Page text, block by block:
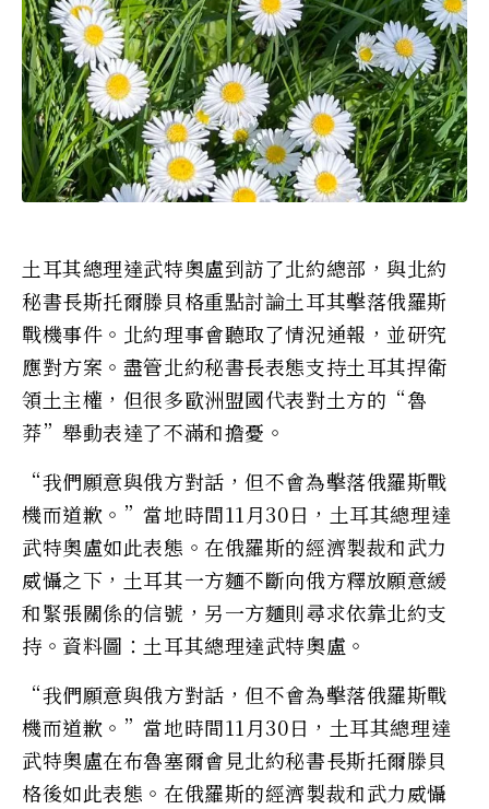
土耳其總理達武特奧盧到訪了北約總部，與北約
秘書長斯托爾滕貝格重點討論土耳其擊落俄羅斯
戰機事件。北約理事會聽取了情況通報，並研究
應對方案。盡管北約秘書長表態支持土耳其捍衛
領土主權，但很多歐洲盟國代表對土方的“魯
莽”舉動表達了不滿和擔憂。
“我們願意與俄方對話，但不會為擊落俄羅斯戰
機而道歉。”當地時間11月30日，土耳其總理達
武特奧盧如此表態。在俄羅斯的經濟製裁和武力
威懾之下，土耳其一方麵不斷向俄方釋放願意緩
和緊張關係的信號，另一方麵則尋求依靠北約支
持。資料圖：土耳其總理達武特奧盧。
“我們願意與俄方對話，但不會為擊落俄羅斯戰
機而道歉。”當地時間11月30日，土耳其總理達
武特奧盧在布魯塞爾會見北約秘書長斯托爾滕貝
格後如此表態。在俄羅斯的經濟製裁和武力威懾